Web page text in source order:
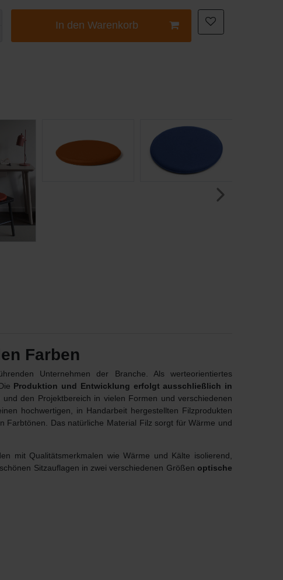
In den Warenkorb
Farben
Unternehmen der Branche. Als werteorientiertes
Produktion und Entwicklung erfolgt ausschließlich in
den Projektbereich in vielen Formen und verschiedenen
hochwertigen, in Handarbeit hergestellten Filzprodukten
Das natürliche Material Filz sorgt für Wärme und
mit Qualitätsmerkmalen wie Wärme und Kälte isolierend,
Sitzauflagen in zwei verschiedenen Größen optische